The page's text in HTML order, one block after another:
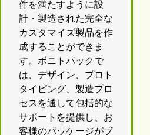
件を満たすように設
計・製造された完全な
カスタマイズ製品を作
成することができま
す。ボニトパックで
は、デザイン、プロト
タイピング、製造プロ
セスを通して包括的な
サポートを提供し、お
客様のパッケージがブ